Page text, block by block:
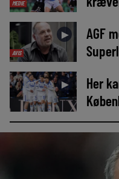
MEDIE
AVIS
►
AGF
►
Her